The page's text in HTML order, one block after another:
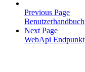
Previous Page
Benutzerhandbuch
Next Page
WebApi Endpunkt